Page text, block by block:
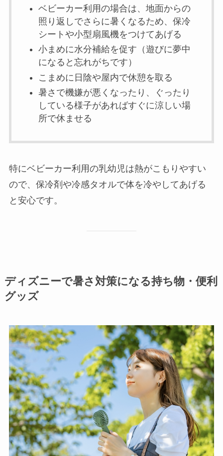
ベビーカー利用の場合は、地面からの
照り返しでさらに暑くなるため、保冷
シートや小型扇風機をつけてあげる
小まめに水分補給を促す（遊びに夢中
になると忘れがちです）
こまめに日陰や屋内で休憩を取る
暑さで機嫌が悪くなったり、ぐったり
している様子があればすぐに涼しい場
所で休ませる
特にベビーカー利用の乳幼児は熱がこもりやすい
ので、保冷剤や冷感タオルで体を冷やしてあげる
と安心です。
ディズニーで暑さ対策になる持ち物・便利
グッズ